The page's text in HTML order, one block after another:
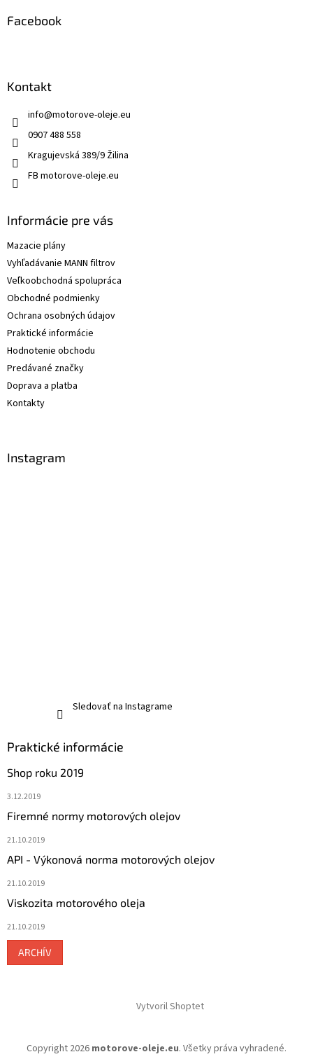
Facebook
Kontakt
info@motorove-oleje.eu
0907 488 558
Kragujevská 389/9 Žilina
FB motorove-oleje.eu
Informácie pre vás
Mazacie plány
Vyhľadávanie MANN filtrov
Veľkoobchodná spolupráca
Obchodné podmienky
Ochrana osobných údajov
Praktické informácie
Hodnotenie obchodu
Predávané značky
Doprava a platba
Kontakty
Instagram
Sledovať na Instagrame
Praktické informácie
Shop roku 2019
3.12.2019
Firemné normy motorových olejov
21.10.2019
API - Výkonová norma motorových olejov
21.10.2019
Viskozita motorového oleja
21.10.2019
ARCHÍV
Vytvoril Shoptet
Copyright 2026 motorove-oleje.eu. Všetky práva vyhradené.